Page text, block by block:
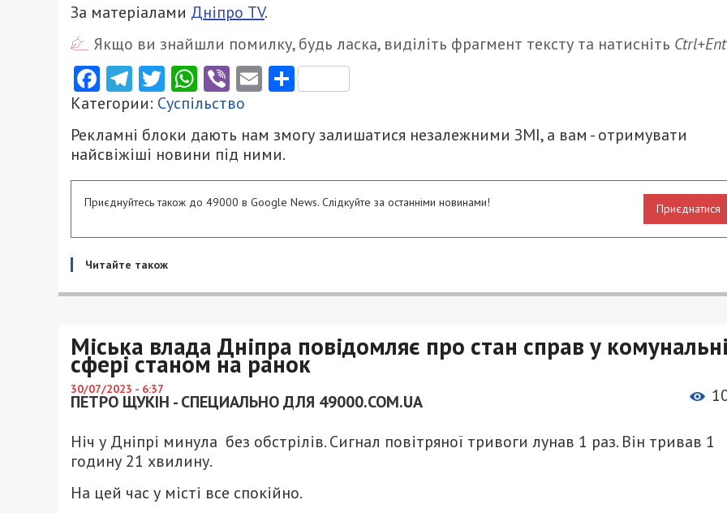
За матеріалами Дніпро ТV.
Якщо ви знайшли помилку, будь ласка, виділіть фрагмент тексту та натисніть
Facebook
Telegram
Twitter
WhatsApp
ViberEmailПоділитися
Категории: Суспільство
Рекламні блоки дають нам змогу залишатися незалежними ЗМІ, а вам - отримувати
найсвіжіші новини під ними.
Приєднуйтесь також до 49000 в Google News. Слідкуйте за останніми новинами! Приєднатися
Читайте також
Міська влада Дніпра повідомляє про стан справ у
сфері станом на ранок
30/07/2023 - 6:37
ПЕТРО ЩУКІН - СПЕЦИАЛЬНО ДЛЯ 49000.COM.UA
Ніч у Дніпрі минула без обстрілів. Сигнал повітряної тривоги лунав 1 раз. Він тривав 1
годину 21 хвилину.
На цей час у місті все спокійно.